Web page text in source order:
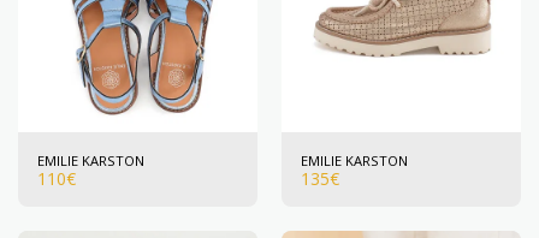
EMILIE KARSTON
110€
EMILIE KARSTON
135€